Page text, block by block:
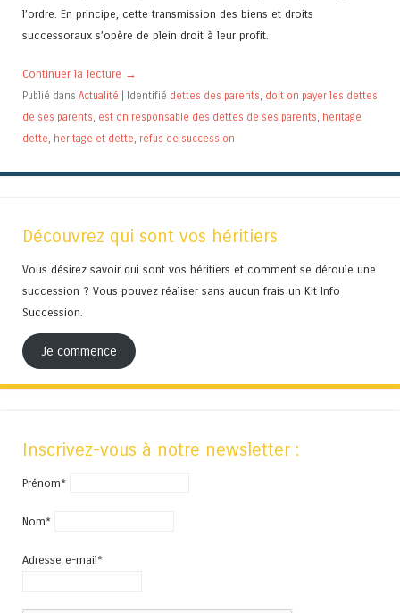
l’ordre. En principe, cette transmission des biens et droits
successoraux s’opère de plein droit à leur profit.
Continuer la lecture →
Publié dans Actualité Identifié dettes des parents, doit on payer les dettes
de ses parents, est on responsable des dettes de ses parents, heritage
dette, heritage et dette, refus de succession
Découvrez qui sont vos héritiers
Vous désirez savoir qui sont vos héritiers et comment se déroule une
succession ? Vous pouvez réaliser sans aucun frais un Kit Info
Succession.
Je commence
Inscrivez-vous à notre newsletter :
Prénom*
Nom*
Adresse e-mail*